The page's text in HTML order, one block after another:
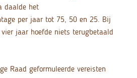
daalde het
per jaar tot 75, 50 en 25. Bij
jaar hoefde niets terugbetaald
Raad geformuleerde vereisten